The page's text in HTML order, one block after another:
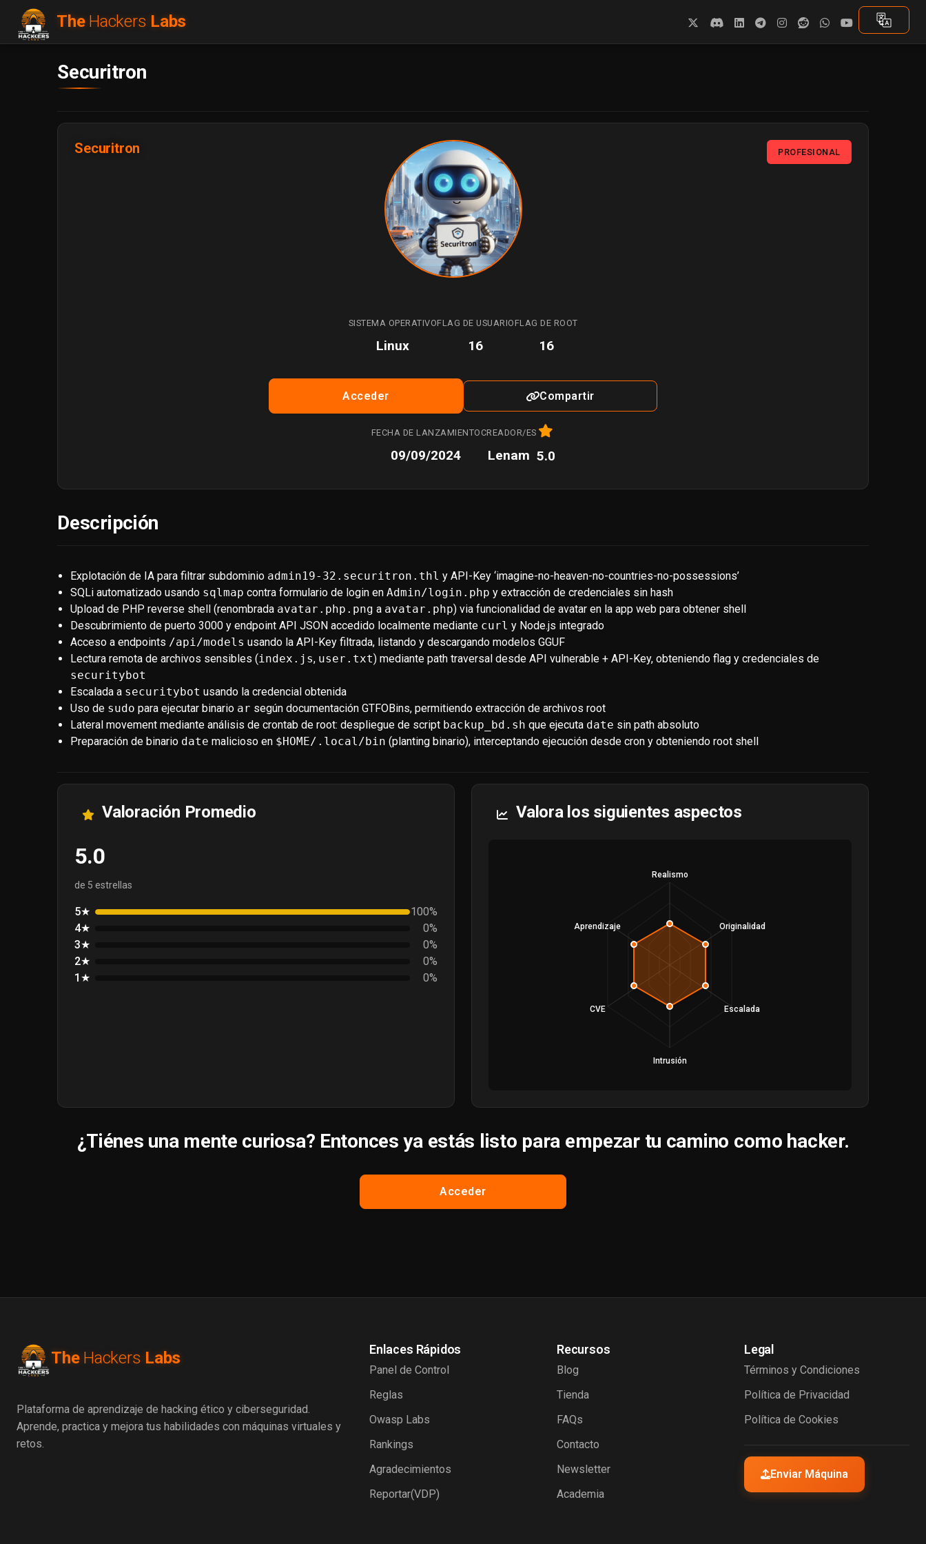
The Hackers Labs
Securitron
Securitron PROFESIONAL
SISTEMA OPERATIVO
Linux
FLAG DE USUARIO
16
FLAG DE ROOT
16
Acceder Compartir
FECHA DE LANZAMIENTO
09/09/2024
CREADOR/ES
Lenam 5.0
Descripción
Explotación de IA para filtrar subdominio admin19-32.securitron.thl y API-Key ‘imagine-no-heaven-no-countries-no-possessions’
SQLi automatizado usando sqlmap contra formulario de login enAdmin/login.php y extracción de credenciales sin hash
Upload de PHP reverse shell (renombrada avatar.php.png a avatar.php) via funcionalidad de avatar en la app web para obtener shell
Descubrimiento de puerto 3000 y endpoint API JSON accedido localmente mediante curl y Node.js integrado
Acceso a endpoints /api/models usando la API-Key filtrada, listando y descargando modelos GGUF
Lectura remota de archivos sensibles (index.js, user.txt) mediante path traversal desde API vulnerable + API-Key, obteniendo flag y credenciales de
securitybot
Escalada a securitybot usando la credencial obtenida
Uso de sudo para ejecutar binario ar según documentación GTFOBins, permitiendo extracción de archivos root
Lateral movement mediante análisis de crontab de root: despliegue de script backup_bd.sh que ejecuta date sin path absoluto
Preparación de binario date malicioso en $HOME/.local/bin (planting binario), interceptando ejecución desde cron y obteniendo root shell
Valoración Promedio
5.0
de 5 estrellas
5★
100%
4★
0%
3★
0%
2★
0%
1★
0%
Valora los siguientes aspectos
Realismo
Originalidad
Escalada
Intrusión
CVE
Aprendizaje
¿Tiénes una mente curiosa? Entonces ya estás listo para empezar tu camino como hacker.
Acceder
The Hackers Labs
Plataforma de aprendizaje de hacking ético y ciberseguridad.
Aprende, practica y mejora tus habilidades con máquinas virtuales y
retos.
Enlaces Rápidos
Panel de Control
Reglas
Owasp Labs
Rankings
Agradecimientos
Reportar(VDP)
Recursos
Blog
Tienda
FAQs
Contacto
Newsletter
Academia
Legal
Términos y Condiciones
Política de Privacidad
Política de Cookies
Enviar Máquina